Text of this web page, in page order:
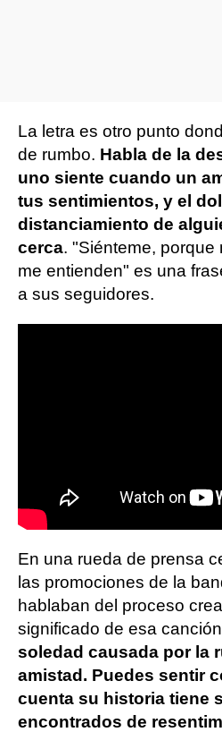
La letra es otro punto
de rumbo. Habla de la
uno siente cuando un
tus sentimientos, y el
distanciamiento de
cerca. "Siénteme, porque
me entienden" es una
a sus seguidores.
En una rueda de prensa
las promociones de la
hablaban del proceso
significado de esa
soledad causada por la
amistad. Puedes sentir
cuenta su historia tiene
encontrados de